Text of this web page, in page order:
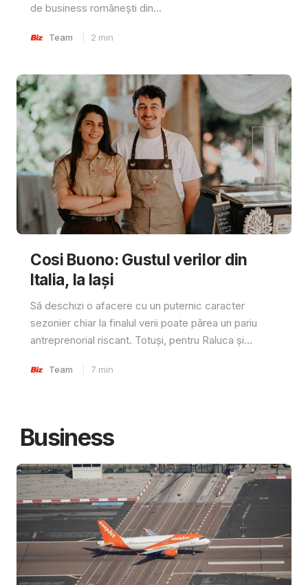
de business românești din...
Team 2 min
Cosi Buono: Gustul verilor din
Italia, la Iași
Să deschizi o afacere cu un puternic caracter
sezonier chiar la finalul verii poate părea un pariu
antreprenorial riscant. Totuși, pentru Raluca și...
Team 7 min
Business